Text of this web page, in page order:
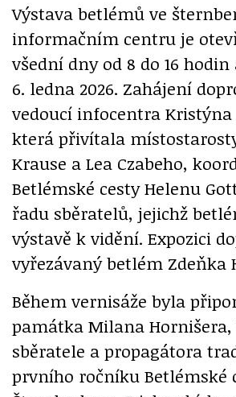
Výstava betlémů ve
informačním centru je
všední dny od 8 do 16
6. ledna 2026. Zahájení
vedoucí infocentra Kristýna
která přivítala
Krause a Lea Czabeho,
Betlémské cesty Helenu
řadu sběratelů, jejichž
výstavě k vidění. Expozici
vyřezávaný betlém Zdeňka
Během vernisáže byla
památka Milana
sběratele a propagátora
prvního ročníku Betlémské